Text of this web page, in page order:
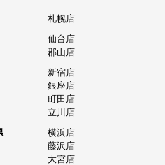
札幌店
仙台店
郡山店
新宿店
銀座店
町田店
立川店
横浜店
藤沢店
大宮店